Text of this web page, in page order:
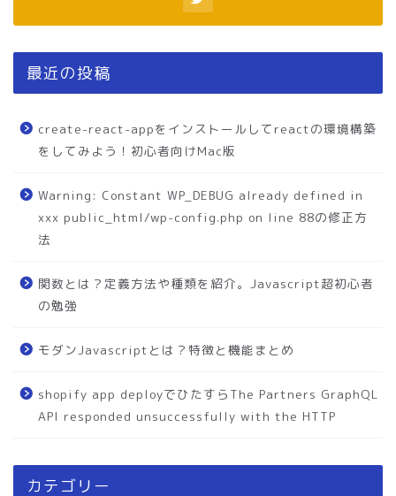
最近の投稿
create-react-appをインストールしてreactの環境構築
をしてみよう！初心者向けMac版
Warning: Constant WP_DEBUG already defined in
xxx public_html/wp-config.php on line 88の修正方
法
関数とは？定義方法や種類を紹介。Javascript超初心者
の勉強
モダンJavascriptとは？特徴と機能まとめ
shopify app deployでひたすらThe Partners GraphQL
API responded unsuccessfully with the HTTP
カテゴリー